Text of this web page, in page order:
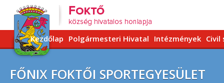
Kezdőlap Polgármesteri Hivatal Intézmények Civil
FŐNIX FOKTŐI SPORTEGYESÜLET